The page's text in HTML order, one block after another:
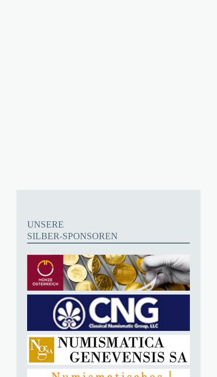
UNSERE
SILBER-SPONSOREN